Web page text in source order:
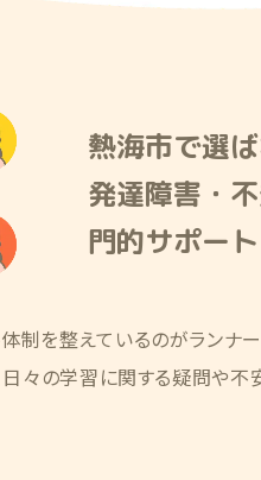
熱海市で選
発達障害・
門的サポート
制を整えているのがランナ
々の学習に関する疑問や不